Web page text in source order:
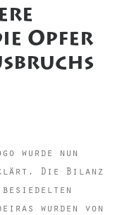
Opfer
wurde nun
Die Bilanz
wurden von